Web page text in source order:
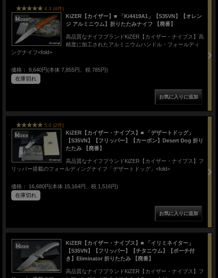
4.3 (4件)
KiZER【カイザー】■ 「Ki4419A1」【S35VN】【オレン
ジ アルミニウム】折りたたみナイフ 【廃番】
高品質なナイフブランドKiZER【カイザー・ナイブス】高
精度に加工されたアルミニウムハンドル・フォールディ
ングナイフ<fold>
価格： 8,640円(本体 7,855円、税 785円)
在庫切れ
5.0 (2件)
KiZER【カイザー・ナイブス】■ 「デザートドッグ」
【S35VN】【フリッパー】【カーボン】Desert Dog 折り
たたみ 【廃番】
高品質なナイフブランドKiZER【カイザー・ナイブス】フ
リッパー搭載のフォールディングナイフ「デザートドッグ」<fold>
価格： 16,680円(本体 15,164円、税 1,516円)
在庫切れ
KiZER【カイザー・ナイブス】■ 「イリミネイター」
【S35VN】【フリッパー】【チタニウム】【ポーチ付
き】Eliminator 折りたたみ 【廃番】
高品質なナイフブランドKiZER【カイザー・ナイブス】フ